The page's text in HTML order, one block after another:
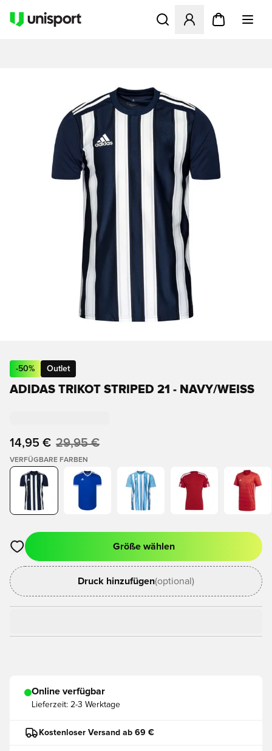
Öffnet ein neues Fenster
-50% Outlet
ADIDAS TRIKOT STRIPED 21 - NAVY/WEISS
14,95 € 29,95 €
VERFÜGBARE FARBEN
Öffnet ein neues Fenster zum Anmelden oder Registrieren
Größe wählen
Druck hinzufügen(optional)
Online verfügbar
Lieferzeit: 2-3 Werktage
Kostenloser Versand ab 69 €